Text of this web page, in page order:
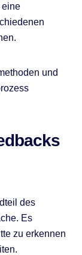
eine
und
des
Es
zu erkennen